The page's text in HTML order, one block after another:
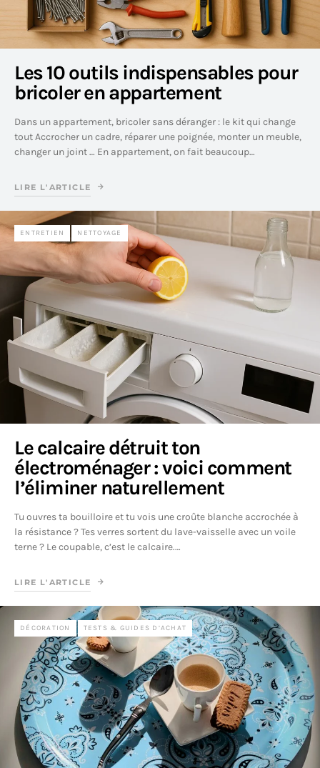
Les 10 outils indispensables pour
bricoler en appartement
Dans un appartement, bricoler sans déranger : le kit qui change
tout Accrocher un cadre, réparer une poignée, monter un meuble,
changer un joint … En appartement, on fait beaucoup…
LIRE L'ARTICLE
ENTRETIEN NETTOYAGE
Le calcaire détruit ton
électroménager : voici comment
l’éliminer naturellement
Tu ouvres ta bouilloire et tu vois une croûte blanche accrochée à
la résistance ? Tes verres sortent du lave-vaisselle avec un voile
terne ? Le coupable, c’est le calcaire.…
LIRE L'ARTICLE
DÉCORATION TESTS & GUIDES D’ACHAT